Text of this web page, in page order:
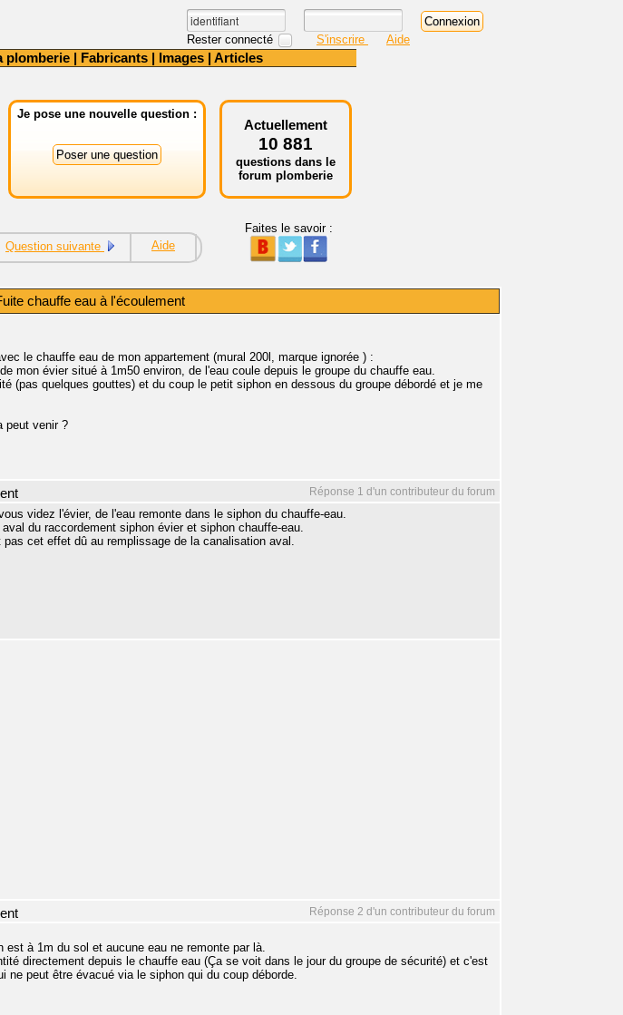
Rester connecté S'inscrire Aide
plomberie | Fabricants | Images | Articles
Je pose une nouvelle question :
Actuellement
10 881
questions dans le
forum plomberie
Question suivante Aide
Faites le savoir :
chauffe eau à l'écoulement
le chauffe eau de mon appartement (mural 200l, marque ignorée ) :
mon évier situé à 1m50 environ, de l'eau coule depuis le groupe du chauffe eau.
(pas quelques gouttes) et du coup le petit siphon en dessous du groupe débordé et je me
peut venir ?
Réponse 1 d'un contributeur du forum
videz l'évier, de l'eau remonte dans le siphon du chauffe-eau.
du raccordement siphon évier et siphon chauffe-eau.
cet effet dû au remplissage de la canalisation aval.
Réponse 2 d'un contributeur du forum
est à 1m du sol et aucune eau ne remonte par là.
directement depuis le chauffe eau (Ça se voit dans le jour du groupe de sécurité) et c'est
ne peut être évacué via le siphon qui du coup déborde.